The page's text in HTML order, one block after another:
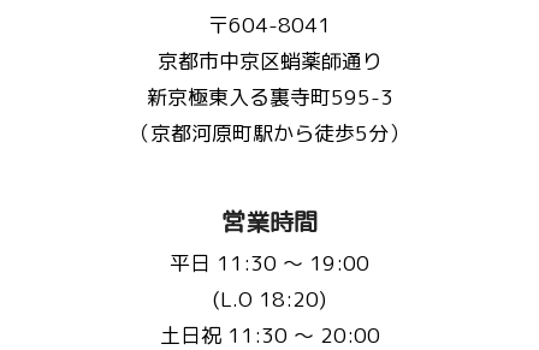
〒604-8041
京都市中京区蛸薬師通り
新京極東入る裏寺町595-3
（京都河原町駅から徒歩5分）
営業時間
平日 11:30 〜 19:00
(L.O 18:20)
土日祝 11:30 〜 20:00